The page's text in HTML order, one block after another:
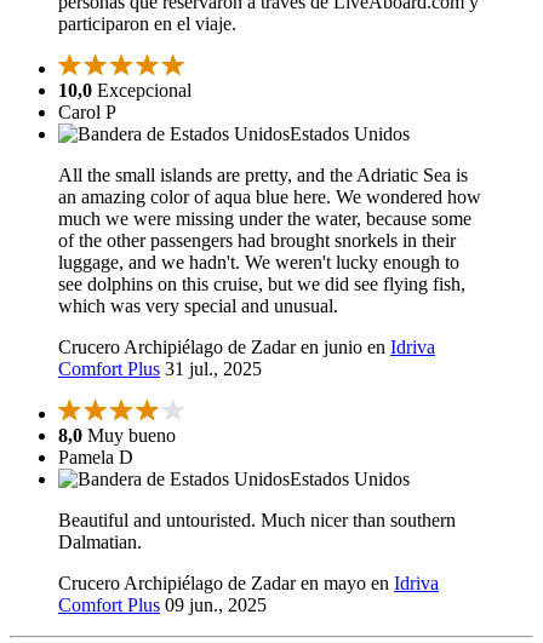
participaron en el viaje.
10,0 Excepcional
Carol P
Estados Unidos
All the small islands are pretty, and the Adriatic Sea is
an amazing color of aqua blue here. We wondered how
much we were missing under the water, because some
of the other passengers had brought snorkels in their
luggage, and we hadn't. We weren't lucky enough to
see dolphins on this cruise, but we did see flying fish,
which was very special and unusual.
Crucero Archipiélago de Zadar en junio en Idriva
Comfort Plus 31 jul., 2025
8,0 Muy bueno
Pamela D
Estados Unidos
Beautiful and untouristed. Much nicer than southern
Dalmatian.
Crucero Archipiélago de Zadar en mayo en Idriva
Comfort Plus 09 jun., 2025